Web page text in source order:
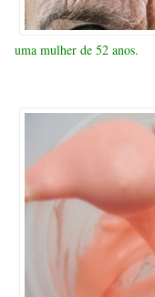
uma mulher de 52 anos.